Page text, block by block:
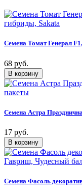
Семена Томат Генерал
68 руб.
Семена Астра
17 руб.
Семена Фасоль